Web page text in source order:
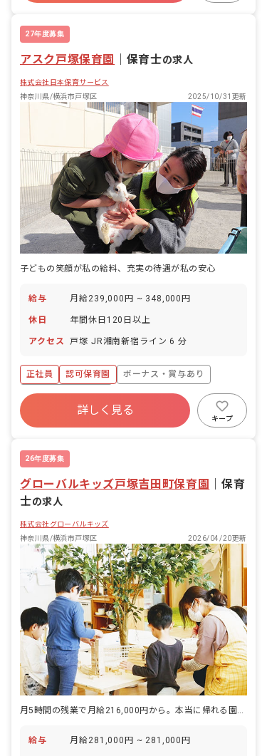
児 ■園庭有無：あり
残業少なめ
27年度募集
アスク戸塚保育園 保育士の求人
株式会社日本保育サービス
神奈川県/横浜市戸塚区
2025/10/31更新
子どもの笑顔が私の給料、充実の待遇が私の安心
給与 月給239,000円 ~ 348,000円
休日 年間休日120日以上
アクセス 戸塚 JR湘南新宿ライン 6 分
正社員 認可保育園
ボーナス・賞与あり
年間休日120日以上
寮・住宅・家賃補助あり
社会保険完備
残業少なめ
詳しく見る
キープ
26年度募集
グローバルキッズ戸塚吉田町保育園
保育
士の求人
株式会社グローバルキッズ
神奈川県/横浜市戸塚区
2026/04/20更新
月5時間の残業で月給216,000円から。本当に帰れる園です。
給与 月給281,000円 ~ 281,000円